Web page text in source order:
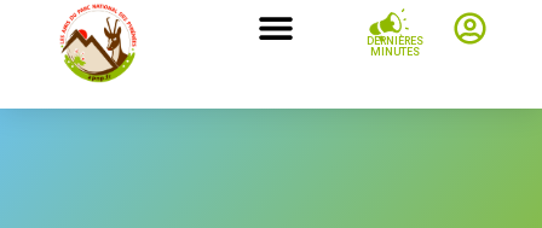
DERNIÈRES
MINUTES